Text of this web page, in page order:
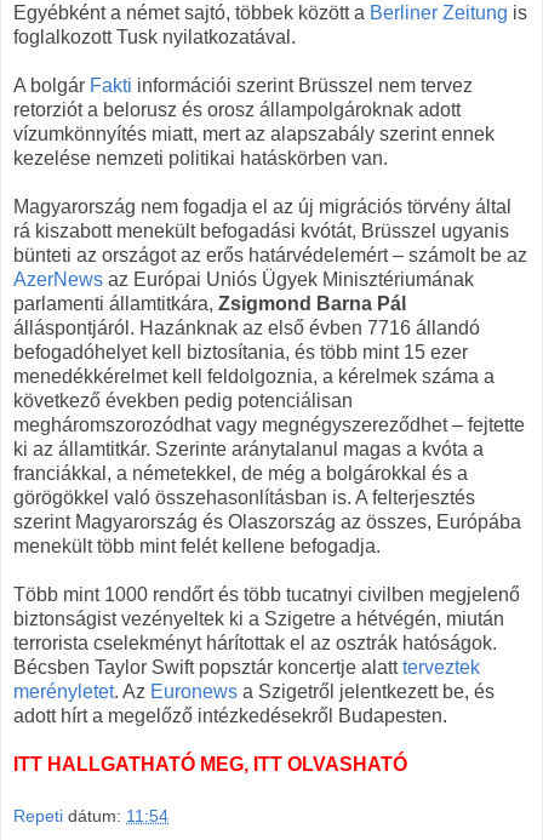
Egyébként a német sajtó, többek között a Berliner Zeitung is
foglalkozott Tusk nyilatkozatával.
A bolgár Fakti információi szerint Brüsszel nem tervez
retorziót a belorusz és orosz állampolgároknak adott
vízumkönnyítés miatt, mert az alapszabály szerint ennek
kezelése nemzeti politikai hatáskörben van.
Magyarország nem fogadja el az új migrációs törvény által
rá kiszabott menekült befogadási kvótát, Brüsszel ugyanis
bünteti az országot az erős határvédelemért – számolt be az
AzerNews az Európai Uniós Ügyek Minisztériumának
parlamenti államtitkára, Zsigmond Barna Pál
álláspontjáról. Hazánknak az első évben 7716 állandó
befogadóhelyet kell biztosítania, és több mint 15 ezer
menedékkérelmet kell feldolgoznia, a kérelmek száma a
következő években pedig potenciálisan
megháromszorozódhat vagy megnégyszereződhet – fejtette
ki az államtitkár. Szerinte aránytalanul magas a kvóta a
franciákkal, a németekkel, de még a bolgárokkal és a
görögökkel való összehasonlításban is. A felterjesztés
szerint Magyarország és Olaszország az összes, Európába
menekült több mint felét kellene befogadja.
Több mint 1000 rendőrt és több tucatnyi civilben megjelenő
biztonságist vezényeltek ki a Szigetre a hétvégén, miután
terrorista cselekményt hárítottak el az osztrák hatóságok.
Bécsben Taylor Swift popsztár koncertje alattterveztek
merényletet. Az Euronews a Szigetről jelentkezett be, és
adott hírt a megelőző intézkedésekről Budapesten.
ITT HALLGATHATÓ MEG, ITT OLVASHATÓ
Repeti dátum: 11:54